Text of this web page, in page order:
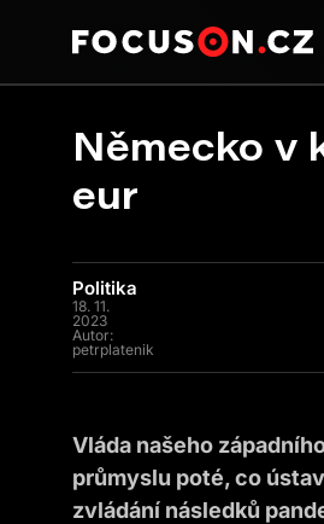
Německo v
eur
Politika
18. 11.
2023
Autor:
petrplatenik
Vláda našeho
průmyslu poté, co
zvládání následků